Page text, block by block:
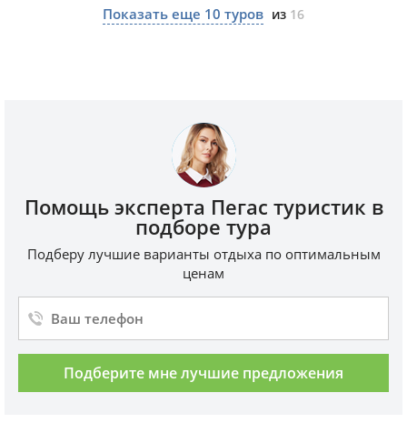
Показать еще 10 туров из 16
Помощь эксперта Пегас туристик в
подборе тура
Подберу лучшие варианты отдыха по оптимальным
ценам
Подберите мне лучшие предложения